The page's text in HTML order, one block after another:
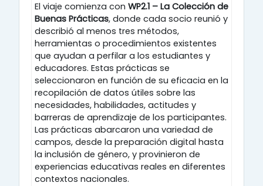
El viaje comienza con WP2.1 – La Colección de
Buenas Prácticas, donde cada socio reunió y
describió al menos tres métodos,
herramientas o procedimientos existentes
que ayudan a perfilar a los estudiantes y
educadores. Estas prácticas se
seleccionaron en función de su eficacia en la
recopilación de datos útiles sobre las
necesidades, habilidades, actitudes y
barreras de aprendizaje de los participantes.
Las prácticas abarcaron una variedad de
campos, desde la preparación digital hasta
la inclusión de género, y provinieron de
experiencias educativas reales en diferentes
contextos nacionales.